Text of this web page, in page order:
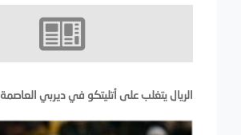
الريال يتغلب على أتليتكو في ديربي العاصمة